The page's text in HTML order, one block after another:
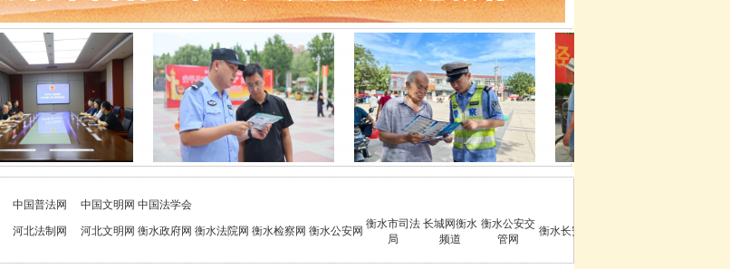
中国普法网 中国文明网 中国法学会
河北法制网 河北文明网 衡水政府网 衡水法院网 衡水检察网 衡水公安网
衡水市司法
局
长城网衡水
频道
衡水公安交
管网
衡水长安网